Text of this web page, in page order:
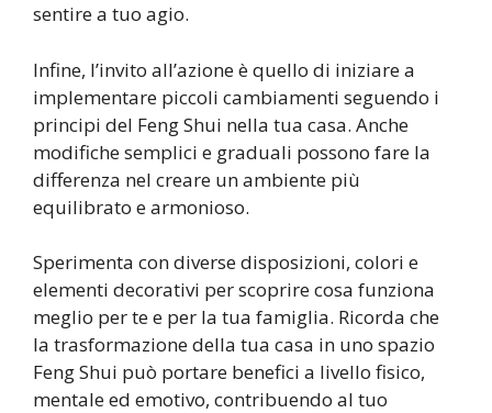
sentire a tuo agio.
Infine, l’invito all’azione è quello di iniziare a
implementare piccoli cambiamenti seguendo i
principi del Feng Shui nella tua casa. Anche
modifiche semplici e graduali possono fare la
differenza nel creare un ambiente più
equilibrato e armonioso.
Sperimenta con diverse disposizioni, colori e
elementi decorativi per scoprire cosa funziona
meglio per te e per la tua famiglia. Ricorda che
la trasformazione della tua casa in uno spazio
Feng Shui può portare benefici a livello fisico,
mentale ed emotivo, contribuendo al tuo